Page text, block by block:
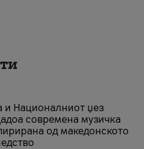
и Националниот џез
современа музичка
од македонското